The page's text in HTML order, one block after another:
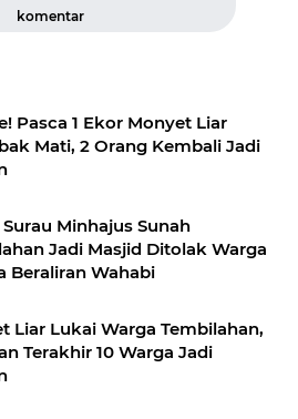
komentar
Pasca 1 Ekor Monyet Liar
Mati, 2 Orang Kembali Jadi
Minhajus Sunah
Jadi Masjid Ditolak Warga
Beraliran Wahabi
Liar Lukai Warga Tembilahan,
Terakhir 10 Warga Jadi